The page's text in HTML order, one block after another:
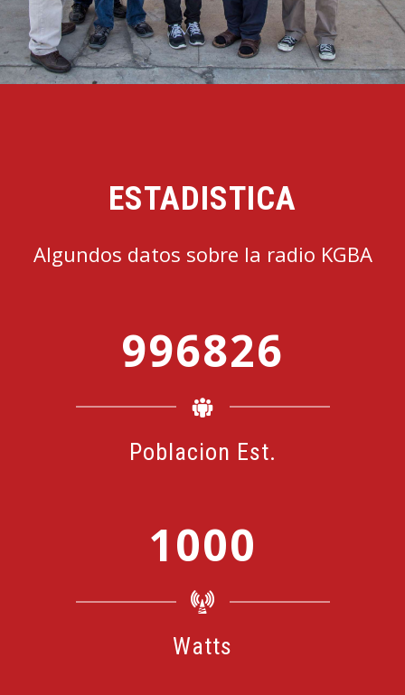
ESTADISTICA
Algundos datos sobre la radio KGBA
996826
Poblacion Est.
1000
Watts